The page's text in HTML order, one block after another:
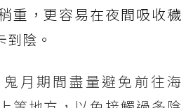
重，更容易在夜間吸收穢
陰。
月期間盡量避免前往海